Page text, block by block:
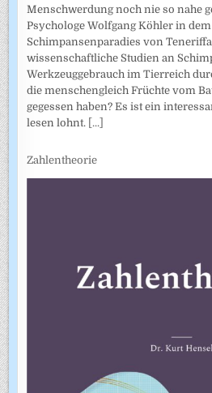
Menschwerdung noch nie so nahe
Psychologe Wolfgang Köhler in
Schimpansenparadies von
wissenschaftliche Studien an
Werkzeuggebrauch im Tierreich
die menschengleich Früchte vom
gegessen haben? Es ist ein
lesen lohnt. [...]
Zahlentheorie